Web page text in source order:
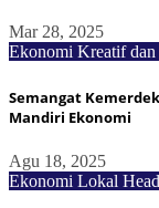
Mar 28, 2025
Ekonomi Kreatif dan
Semangat
Mandiri Ekonomi
Agu 18, 2025
Ekonomi Lokal